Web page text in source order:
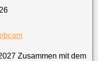
Zusammen mit dem